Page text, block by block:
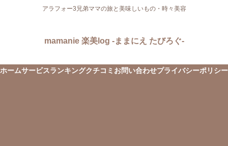
アラフォー3兄弟ママの旅と美味しいもの・時々美容
mamanie 楽美log -ままにえ たびろぐ-
ホームサービスランキングクチコミ お問い合わせプライバシーポリシー